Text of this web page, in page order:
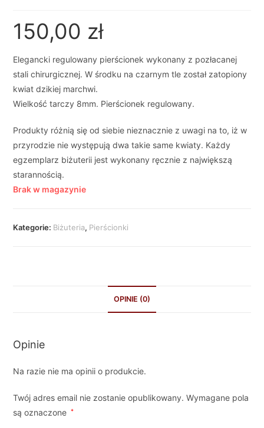
150,00 zł
Elegancki regulowany pierścionek wykonany z pozłacanej
stali chirurgicznej. W środku na czarnym tle został zatopiony
kwiat dzikiej marchwi.
Wielkość tarczy 8mm. Pierścionek regulowany.
Produkty różnią się od siebie nieznacznie z uwagi na to, iż w
przyrodzie nie występują dwa takie same kwiaty. Każdy
egzemplarz biżuterii jest wykonany ręcznie z największą
starannością.
Brak w magazynie
Kategorie: Biżuteria, Pierścionki
OPINIE (0)
Opinie
Na razie nie ma opinii o produkcie.
Twój adres email nie zostanie opublikowany. Wymagane pola
są oznaczone
*